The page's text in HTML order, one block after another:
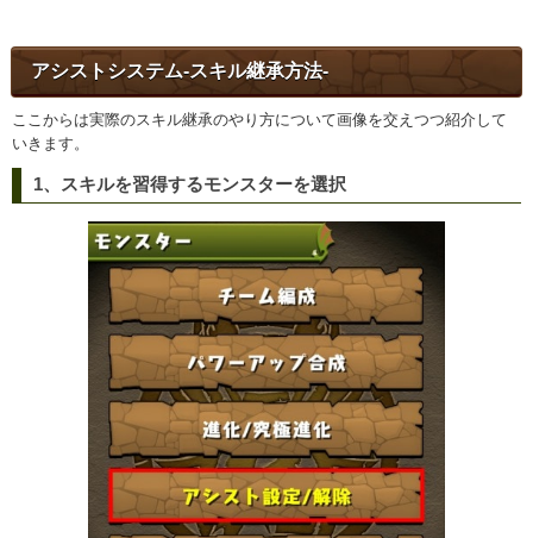
アシストシステム-スキル継承方法-
ここからは実際のスキル継承のやり方について画像を交えつつ紹介して
いきます。
1、スキルを習得するモンスターを選択